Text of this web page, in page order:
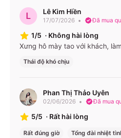
Thanh Hóa - Thanh Hóa đi
Vinh - Nghệ An đi Sài Gòn
Hà Tĩnh - Hà Tĩnh đi Sài Gòn
Đồng Hới - Quảng Bình đi Sài
Văn phòng nhà xe:
Văn phòng nhà xe Hoàng
Hà Nội 08 Trần Thủ Độ
Văn phòng nhà xe Hoàng
L Lê Kim Hiền
17/07/2026 Đã mua
1/5 · Không hài lòng
Xưng hô mày tao với khách,
Thái độ khó chịu
Phan Thị Thảo Uyên
02/06/2026 Đã mua
5/5 · Rất hài lòng
Rất đúng giờ Tổng đài nhiệt